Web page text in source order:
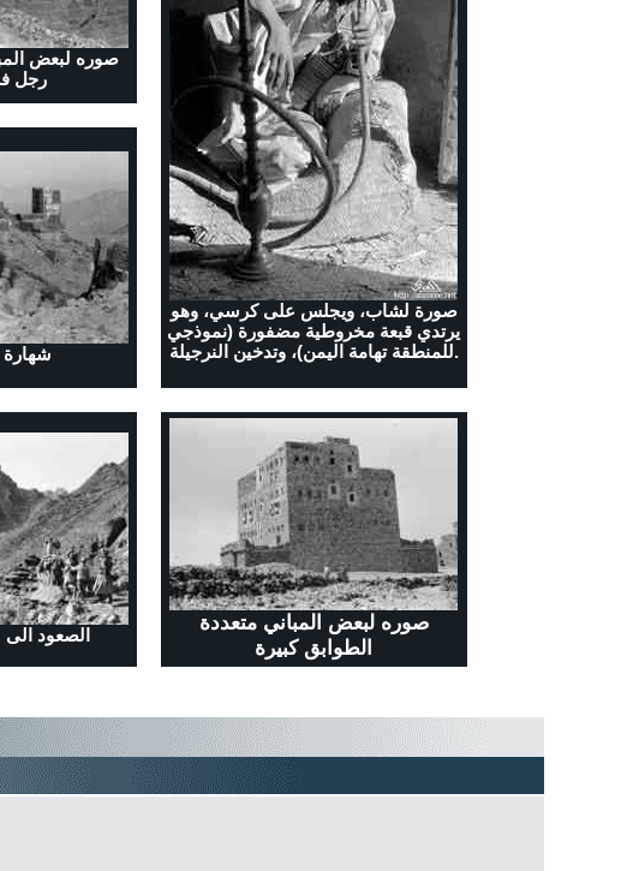
صوره لبعض
رجل
صورة لشاب، ويجلس على كرسي، وهو
يرتدي قبعة مخروطية مضفورة (نموذجي
للمنطقة تهامة اليمن)، وتدخين النرجيلة.
شهارة
الصعود الى
صوره لبعض المباني متعددة
الطوابق كبيرة